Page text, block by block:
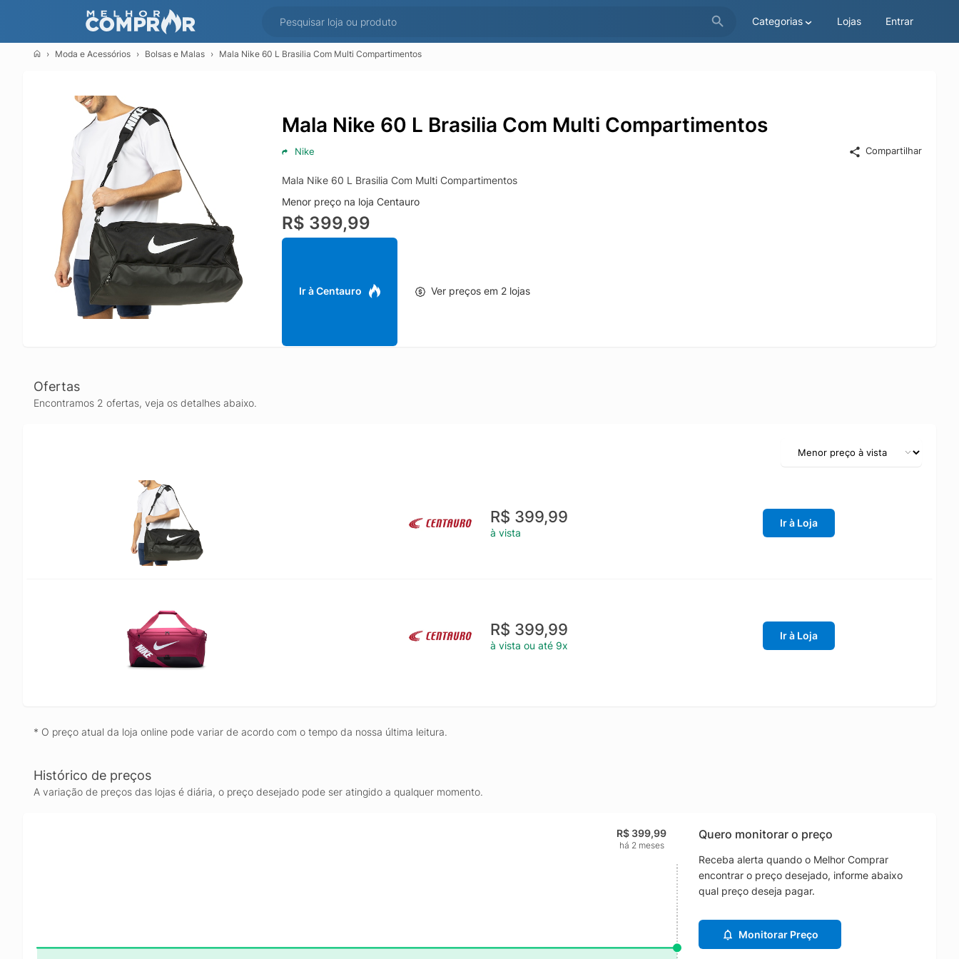
Categorias Lojas Entrar
Moda e Acessórios Bolsas e Malas Mala Nike 60 L Brasilia Com Multi Compartimentos
Mala Nike 60 L Brasilia Com Multi Compartimentos
Nike Compartilhar
Mala Nike 60 L Brasilia Com Multi Compartimentos
Menor preço na loja Centauro
R$ 399,99
Ir à Centauro Ver preços em 2 lojas
Ofertas
Encontramos 2 ofertas, veja os detalhes abaixo.
R$ 399,99
à vista
Ir à Loja
R$ 399,99
à vista ou até 9x
Ir à Loja
* O preço atual da loja online pode variar de acordo com o tempo da nossa última leitura.
Histórico de preços
A variação de preços das lojas é diária, o preço desejado pode ser atingido a qualquer momento.
R$ 399,99
há 2 meses
Quero monitorar o preço
Receba alerta quando o Melhor Comprar
encontrar o preço desejado, informe abaixo
qual preço deseja pagar.
Monitorar Preço